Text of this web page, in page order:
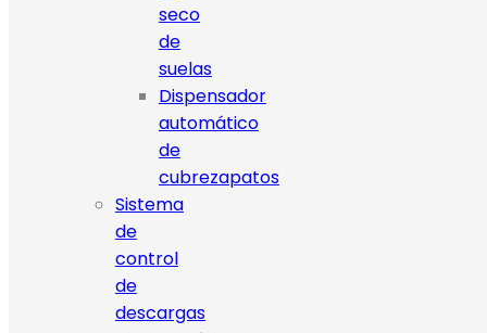
seco
de
suelas
Dispensador
automático
de
cubrezapatos
Sistema
de
control
de
descargas